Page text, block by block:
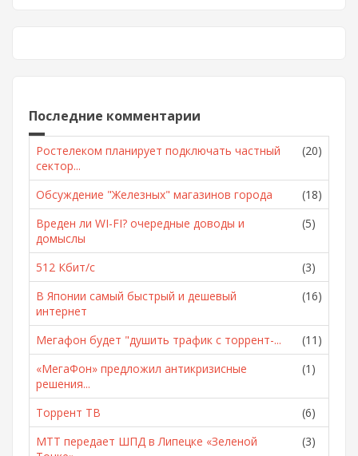
Последние комментарии
Ростелеком планирует подключать частный
сектор...
(20)
Обсуждение "Железных" магазинов города
(18)
Вреден ли WI-FI? очередные доводы и
домыслы
(5)
512 Кбит/с
(3)
В Японии самый быстрый и дешевый
интернет
(16)
Мегафон будет "душить трафик с торрент-...
(11)
«МегаФон» предложил антикризисные
решения...
(1)
Торрент ТВ
(6)
МТТ передает ШПД в Липецке «Зеленой
(3)